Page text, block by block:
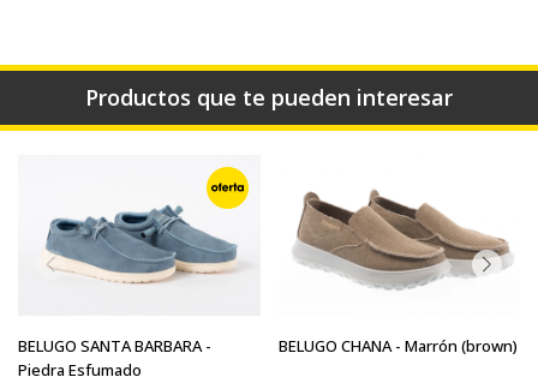
Productos que te pueden interesar
BELUGO SANTA BARBARA -
Piedra Esfumado
BELUGO CHANA - Marrón (brown)